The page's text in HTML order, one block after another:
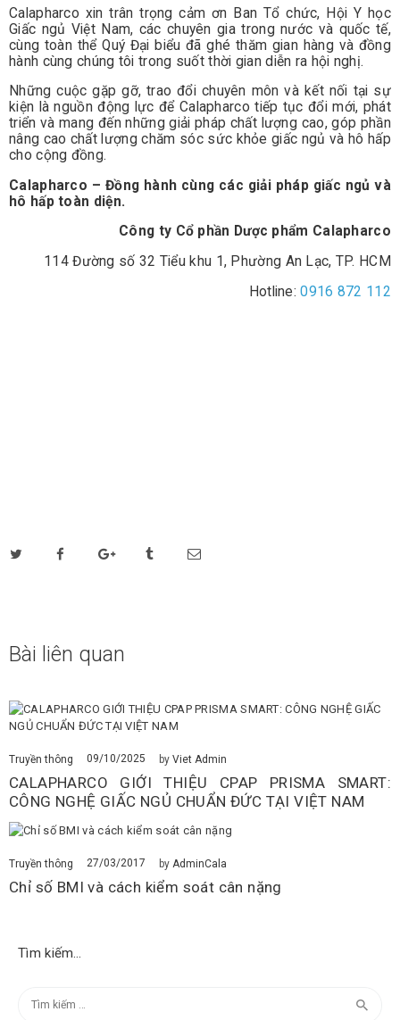
Calapharco xin trân trọng cảm ơn Ban Tổ chức, Hội Y học
Giấc ngủ Việt Nam, các chuyên gia trong nước và quốc tế,
cùng toàn thể Quý Đại biểu đã ghé thăm gian hàng và đồng
hành cùng chúng tôi trong suốt thời gian diễn ra hội nghị.
Những cuộc gặp gỡ, trao đổi chuyên môn và kết nối tại sự
kiện là nguồn động lực để Calapharco tiếp tục đổi mới, phát
triển và mang đến những giải pháp chất lượng cao, góp phần
nâng cao chất lượng chăm sóc sức khỏe giấc ngủ và hô hấp
cho cộng đồng.
Calapharco – Đồng hành cùng các giải pháp giấc ngủ và
hô hấp toàn diện.
Công ty Cổ phần Dược phẩm Calapharco
114 Đường số 32 Tiểu khu 1, Phường An Lạc, TP. HCM
Hotline:0916 872 112
Bài liên quan
Truyền thông 09/10/2025 by Viet Admin
CALAPHARCO GIỚI THIỆU CPAP PRISMA SMART:
CÔNG NGHỆ GIẤC NGỦ CHUẨN ĐỨC TẠI VIỆT NAM
Truyền thông 27/03/2017 by AdminCala
Chỉ số BMI và cách kiểm soát cân nặng
Tìm kiếm…
kiếm